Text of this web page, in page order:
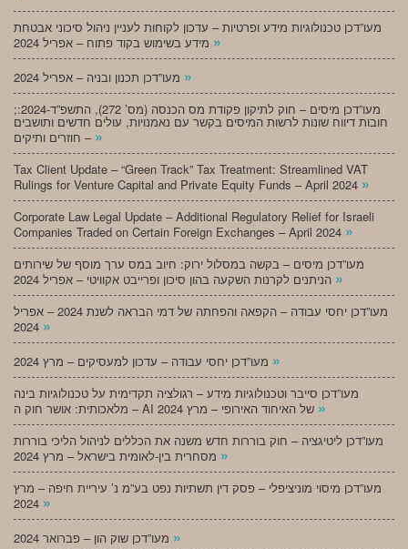
מעו”דכן טכנולוגיות מידע ופרטיות – עדכון לקוחות לעניין ניהול סיכוני אבטחת
»
»
;מעו”דכן מיסים – חוק לתיקון פקודת מס הכנסה (מס’ 272), התשפ”ד-2024:
חובות דיווח שונות לרשות המיסים בקשר עם נאמנויות, עולים חדשים ותושבים
חוזרים ותיקים – »
Tax Client Update – “Green Track” Tax Treatment: Streamlined VAT
Rulings for Venture Capital and Private Equity Funds – April 2024 »
Corporate Law Legal Update – Additional Regulatory Relief for Israeli
Companies Traded on Certain Foreign Exchanges – April 2024 »
מעו”דכן מיסים – בקשה במסלול ירוק: חיוב במס ערך מוסף של שירותים
»
מעו”דכן יחסי עבודה – הקפאה והפחתה של דמי הבראה לשנת 2024 – אפריל
»
»
מעו”דכן סייבר וטכנולוגיות מידע – רגולציה תקדימית על טכנולוגיות בינה
»
מעו”דכן ליטיגציה – חוק בוררות חדש משנה את הכללים לניהול הליכי בוררות
»
מעו”דכן מיסוי מוניציפלי – פסק דין תשתיות נפט בע”מ נ’ עיריית חיפה – מרץ
»
»